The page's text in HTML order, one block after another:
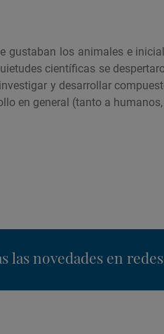
gustaban los animales e
científicas se
y desarrollar
en general (tanto a
las novedades en